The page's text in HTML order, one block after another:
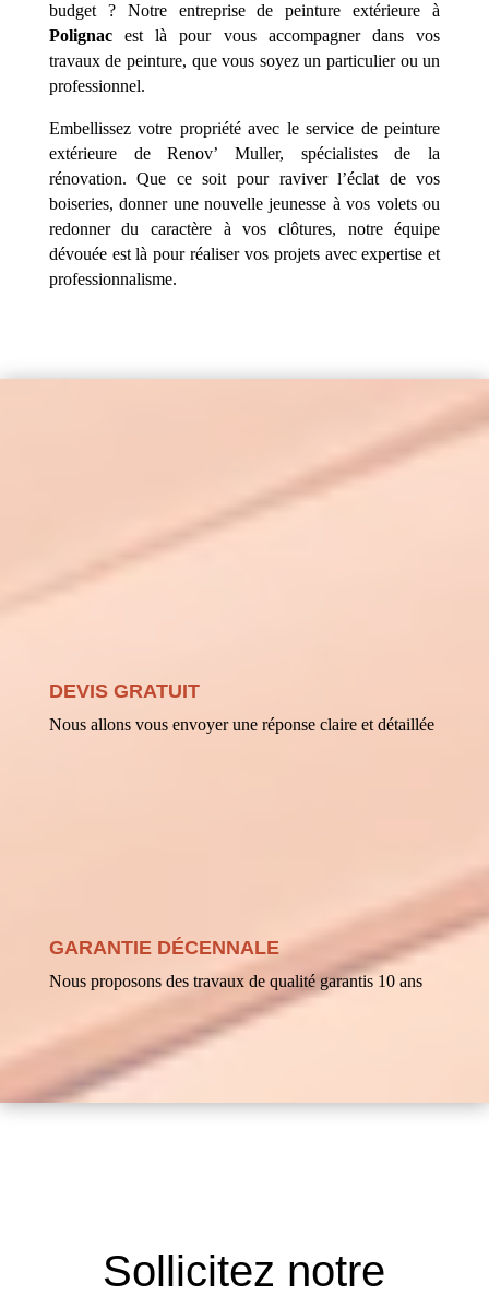
budget ? Notre entreprise de peinture extérieure à
Polignacest là pour vous accompagner dans vos
travaux de peinture, que vous soyez un particulier ou un
professionnel.
Embellissez votre propriété avec le service de peinture
extérieure de Renov’ Muller, spécialistes de la
rénovation. Que ce soit pour raviver l’éclat de vos
boiseries, donner une nouvelle jeunesse à vos volets ou
redonner du caractère à vos clôtures, notre équipe
dévouée est là pour réaliser vos projets avec expertise et
professionnalisme.
DEVIS GRATUIT
Nous allons vous envoyer une réponse claire et détaillée
GARANTIE DÉCENNALE
Nous proposons des travaux de qualité garantis 10 ans
Sollicitez notre